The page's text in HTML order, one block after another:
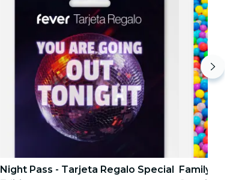
Night Pass - Tarjeta Regalo Special Family